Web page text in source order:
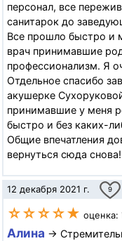
персонал, все
санитарок до
Все прошло быстро и
врач принимавшие
профессионализм. Я
Отдельное спасибо
акушерке
принимавшие у меня
быстро и без каких-
Общие впечатления
вернуться сюда
12 декабря 2021 г. 9
☆☆☆☆★ оценка:
Алина →